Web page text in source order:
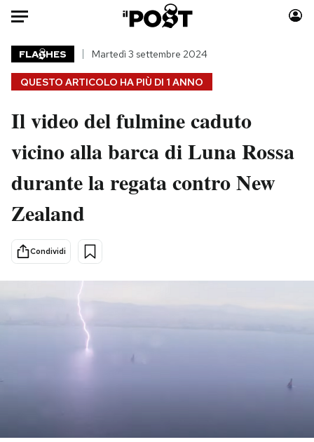
Auto
HOME
Italia
Politica
Tecnologia
Scienza
Cultura
Economia
Sport
Moda
Consumismi
Storie/Idee
Mondiali calcio 2026
I MIEI PREFERITI
QUESTO ARTICOLO HA PIÙ DI 1 ANNO
FLA HES Martedì 3 settembre 2024
Il video del fulmine caduto
vicino alla barca di Luna Rossa
durante la regata contro New
Zealand
Condividi